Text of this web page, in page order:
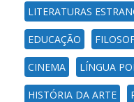
LITERATURAS
EDUCAÇÃO
CINEMA LÍNGUA
HISTÓRIA DA ARTE